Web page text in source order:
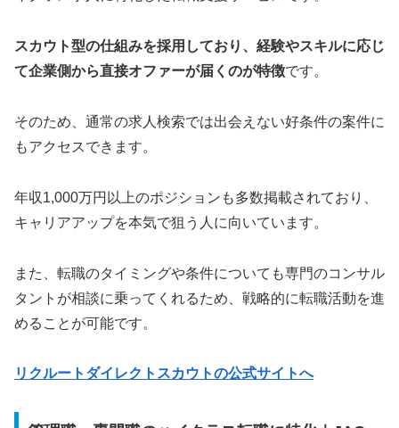
スカウト型の仕組みを採用しており、経験やスキルに応じ
て企業側から直接オファーが届くのが特徴です。
そのため、通常の求人検索では出会えない好条件の案件に
もアクセスできます。
年収1,000万円以上のポジションも多数掲載されており、
キャリアアップを本気で狙う人に向いています。
また、転職のタイミングや条件についても専門のコンサル
タントが相談に乗ってくれるため、戦略的に転職活動を進
めることが可能です。
リクルートダイレクトスカウトの公式サイトへ